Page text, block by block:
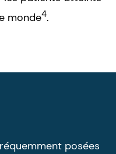
monde4.
posées